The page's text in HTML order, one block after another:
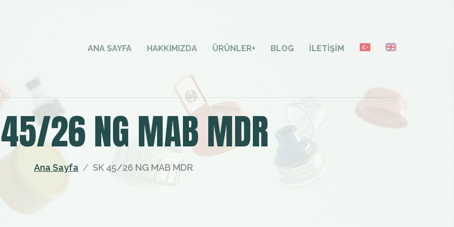
ANA SAYFA HAKKIMIZDA ÜRÜNLER+ BLOG İLETIŞIM
26 NG MAB MDR
Ana Sayfa SK 45/26 NG MAB MDR